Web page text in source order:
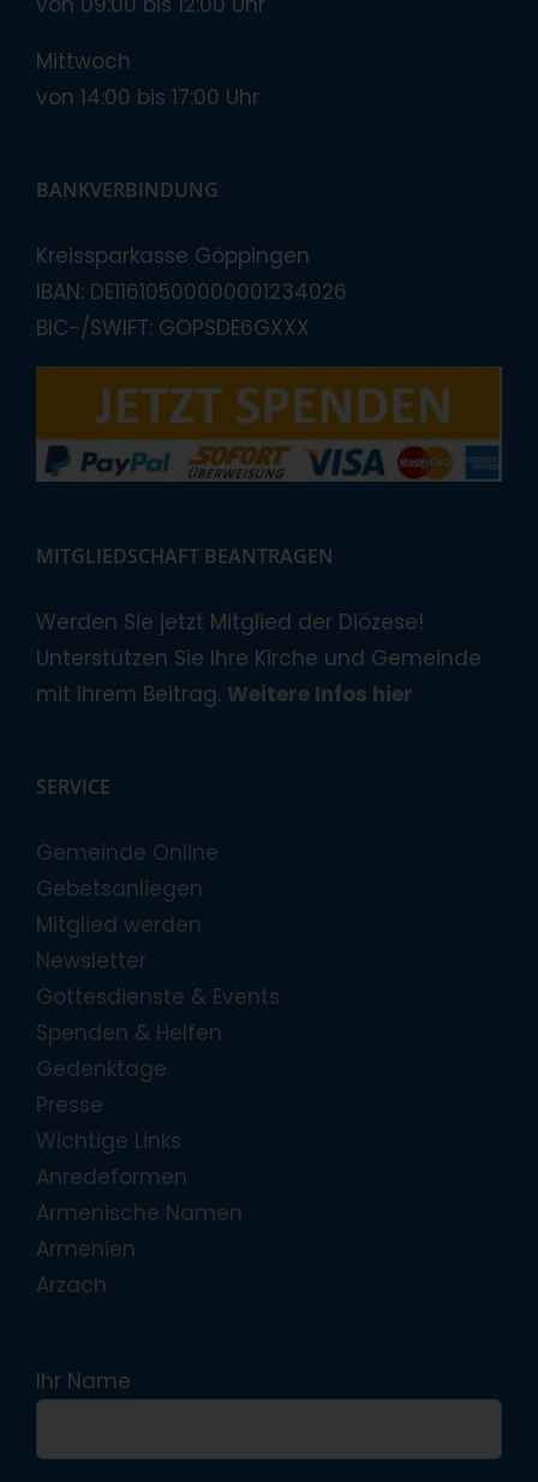
Mittwoch
von 14:00 bis 17:00 Uhr
BANKVERBINDUNG
Kreissparkasse Göppingen
IBAN: DE11610500000001234026
BIC-/SWIFT: GOPSDE6GXXX
MITGLIEDSCHAFT BEANTRAGEN
Werden Sie jetzt Mitglied der Diözese!
Unterstützen Sie Ihre Kirche und Gemeinde
mit Ihrem Beitrag. Weitere Infos hier
SERVICE
Gemeinde Online
Gebetsanliegen
Mitglied werden
Newsletter
Gottesdienste & Events
Spenden & Helfen
Gedenktage
Presse
Wichtige Links
Anredeformen
Armenische Namen
Armenien
Arzach
Ihr Name